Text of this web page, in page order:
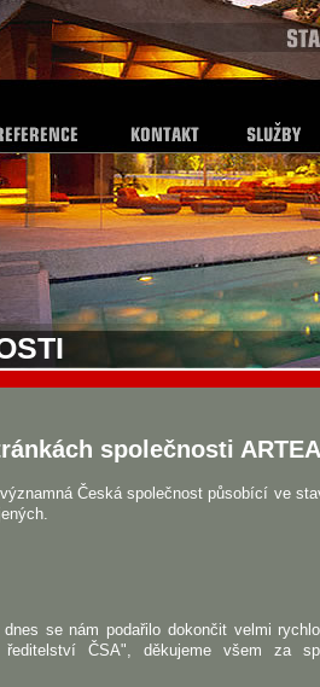
společnosti
Česká společnost působící ve
dnes se nám podařilo dokončit velmi
ředitelství ČSA", děkujeme všem za